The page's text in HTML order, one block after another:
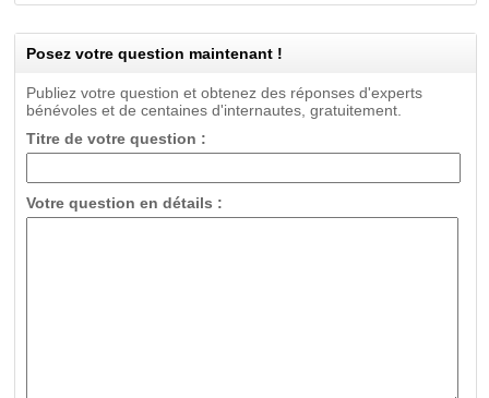
Posez votre question maintenant !
Publiez votre question et obtenez des réponses d'experts
bénévoles et de centaines d'internautes, gratuitement.
Titre de votre question :
Votre question en détails :